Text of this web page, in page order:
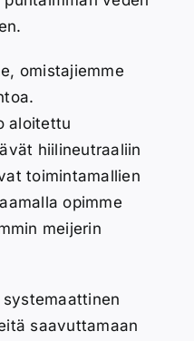
omistajiemme
aloitettu
hiilineutraaliin
toimintamallien
opimme
meijerin
saavuttamaan